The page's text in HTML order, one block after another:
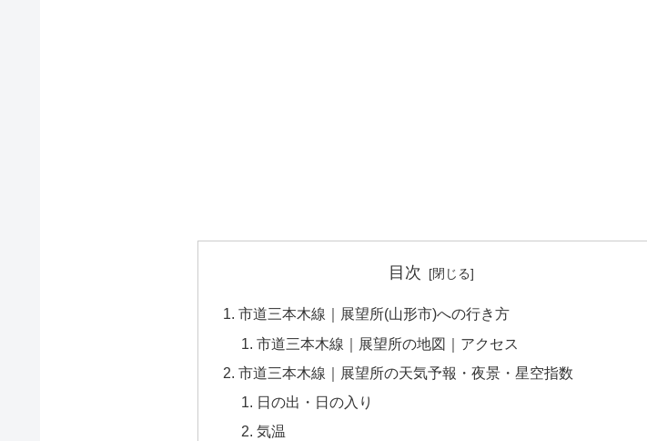
目次
市道三本木線｜展望所(山形市)への行き方
市道三本木線｜展望所の地図｜アクセス
市道三本木線｜展望所の天気予報・夜景・星空指数
日の出・日の入り
気温